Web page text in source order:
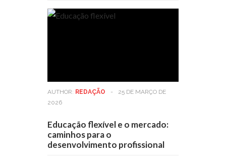
AUTHOR: REDAÇÃO -
25 DE MARÇO DE
2026
Educação flexível e o mercado:
caminhos para o
desenvolvimento profissional